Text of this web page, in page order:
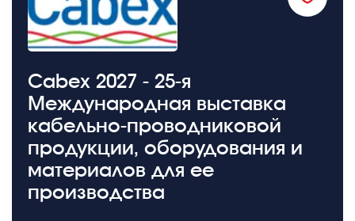
Cabex 2027 - 25-я
Международная выставка
кабельно-проводниковой
продукции, оборудования и
материалов для ее
производства